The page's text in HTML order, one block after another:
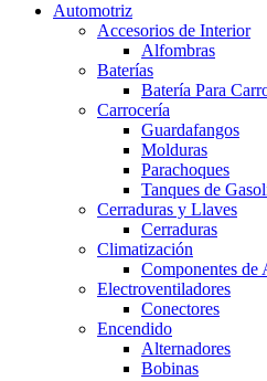
Automotriz
Accesorios de Interior
Alfombras
Baterías
Batería Para
Carrocería
Guardafangos
Molduras
Parachoques
Tanques de
Cerraduras y Llaves
Cerraduras
Climatización
Componentes de
Electroventiladores
Conectores
Encendido
Alternadores
Bobinas